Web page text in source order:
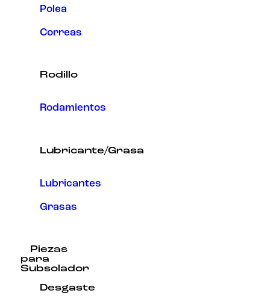
Polea
Correas
Rodillo
Rodamientos
Lubricante/Grasa
Lubricantes
Grasas
Piezas
para
Subsolador
Desgaste